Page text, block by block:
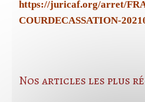
https://juricaf.org/arret/
COURDECASSATION-
Nos articles les plus